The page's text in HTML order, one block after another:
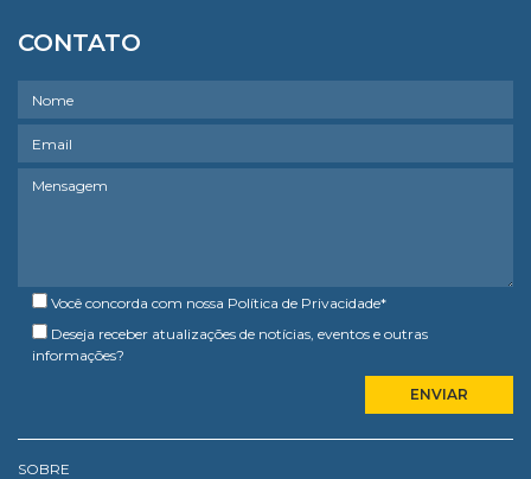
CONTATO
Você concorda com nossa Política de Privacidade*
Deseja receber atualizações de notícias, eventos e outras
informações?
SOBRE